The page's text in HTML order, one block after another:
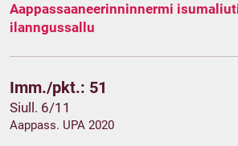
Aappassaaneerinninnermi
ilanngussallu
Imm./pkt.: 51
Siull. 6/11
Aappass. UPA 2020